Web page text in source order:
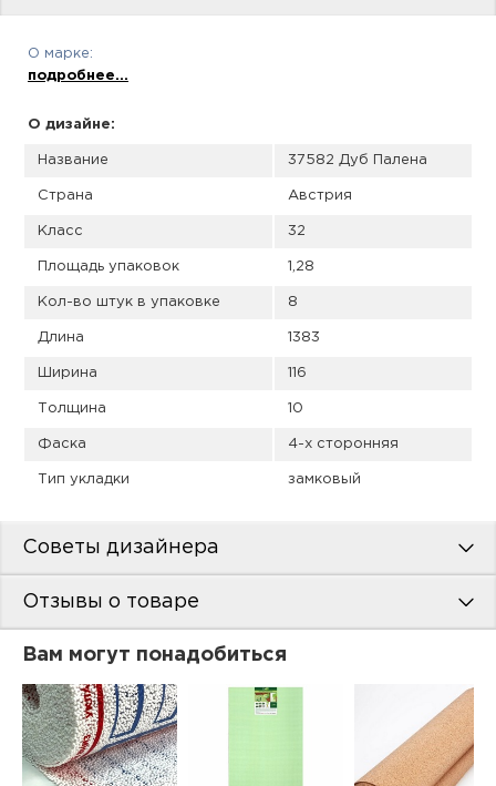
О марке:
подробнее...
О дизайне:
Название 37582 Дуб Палена
Страна Австрия
Класс 32
Площадь упаковок 1,28
Кол-во штук в упаковке 8
Длина 1383
Ширина 116
Толщина 10
Фаска 4-х сторонняя
Тип укладки замковый
Советы дизайнера
Отзывы о товаре
Вам могут понадобиться